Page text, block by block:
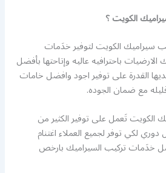
الكويت ؟
سيراميك الكويت لتوفير خدَمات
باحترافيه عاليه وإتاحتها بأفضل
القدرة على توفير اجود وافضل خامات
مع ضمان الجوده.
الكويت تَعمل على توفير الكثير من
لكي توفر لجميع العملاء اغتنام
خدَمات تركيب السيراميك بارخص